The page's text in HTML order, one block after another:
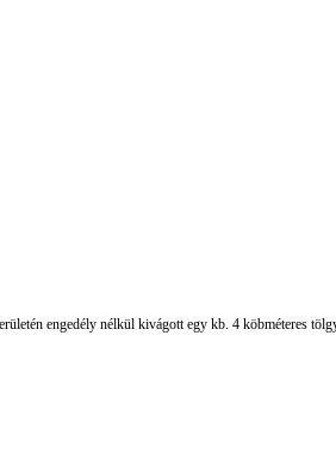
engedély nélkül kivágott egy kb. 4 köbméteres